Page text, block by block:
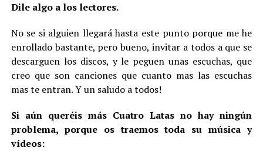
Dile algo a los lectores.
No se si alguien llegará hasta este punto porque me he
enrollado bastante, pero bueno, invitar a todos a que se
descarguen los discos, y le peguen unas escuchas, que
creo que son canciones que cuanto mas las escuchas
mas te entran. Y un saludo a todos!
Si aún queréis más Cuatro Latas no hay ningún
problema, porque os traemos toda su música y
vídeos: